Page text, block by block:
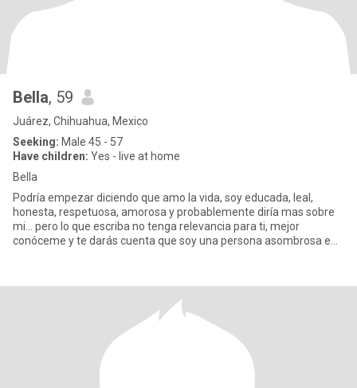
Bella, 59
Juárez, Chihuahua, Mexico
Seeking: Male 45 - 57
Have children: Yes - live at home
Bella
Podría empezar diciendo que amo la vida, soy educada, leal,
honesta, respetuosa, amorosa y probablemente diría mas sobre
mi... pero lo que escriba no tenga relevancia para ti, mejor
conóceme y te darás cuenta que soy una persona asombrosa e